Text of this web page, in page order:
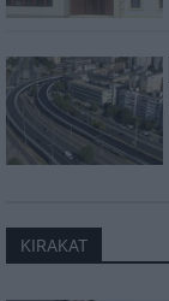
KIRAKAT